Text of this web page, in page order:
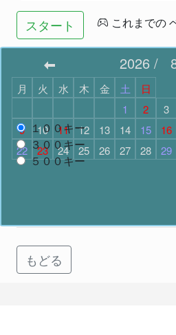
2026 /
月 火 水 木 金 土
日
1
2 3
9
10 11 12 13 14 15 16
22
23 24 25 26 27 28 29
スタート これまでの
打つキー数を決めてタイムアタ
１００キー
３００キー
５００キー
もどる